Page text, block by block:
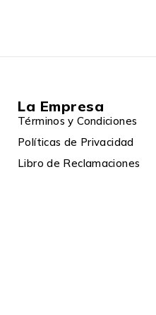
La Empresa
Términos y Condiciones
Políticas de Privacidad
Libro de Reclamaciones